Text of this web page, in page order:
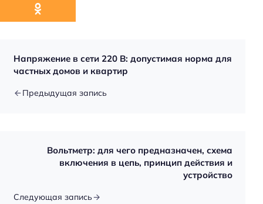
Напряжение в сети 220 В: допустимая норма для
частных домов и квартир
Предыдущая запись
Вольтметр: для чего предназначен, схема
включения в цепь, принцип действия и
устройство
Следующая запись